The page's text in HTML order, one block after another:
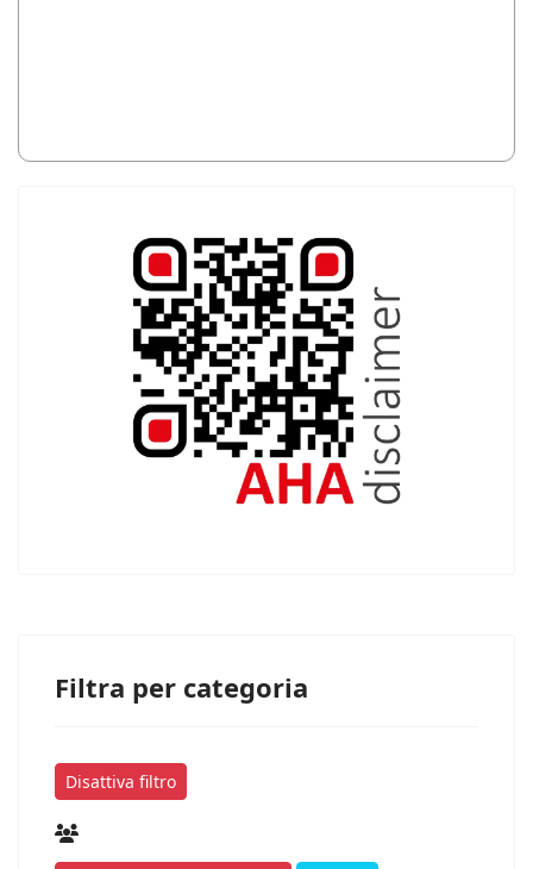
Filtra per categoria
Disattiva filtro